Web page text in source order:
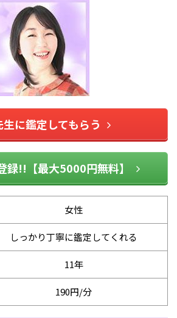
に鑑定してもらう
録!!【最大5000円無料】
女性
しっかり丁寧に鑑定してくれる
11年
190円/分